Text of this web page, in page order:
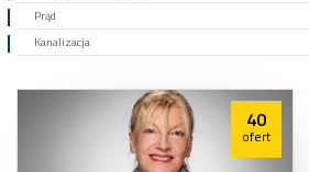
Prąd
Kanalizacja
40
ofert